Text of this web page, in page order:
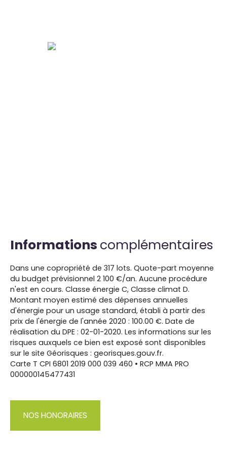
Informations complémentaires
Dans une copropriété de 317 lots. Quote-part moyenne
du budget prévisionnel 2 100 €/an. Aucune procédure
n'est en cours. Classe énergie C, Classe climat D.
Montant moyen estimé des dépenses annuelles
d'énergie pour un usage standard, établi à partir des
prix de l'énergie de l'année 2020 : 100.00 €. Date de
réalisation du DPE : 02-01-2020. Les informations sur les
risques auxquels ce bien est exposé sont disponibles
sur le site Géorisques : georisques.gouv.fr.
Carte T CPI 6801 2019 000 039 460 • RCP MMA PRO
000000145477431
NOS HONORAIRES